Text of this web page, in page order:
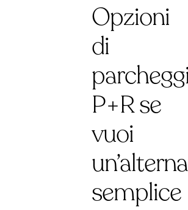
Opzioni
di
P+R se
vuoi
semplice